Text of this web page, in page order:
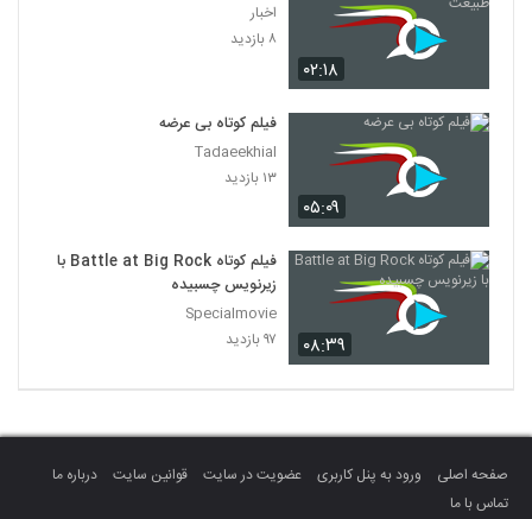
۰۲:۱۸
اخبار
۸ بازدید
۰۵:۰۹
فیلم کوتاه بی عرضه
Tadaeekhial
۱۳ بازدید
۰۸:۳۹
فیلم کوتاه Battle at Big Rock با
زیرنویس چسبیده
Specialmovie
۹۷ بازدید
صفحه اصلی ورود به پنل کاربری عضویت در سایت قوانین سایت
درباره ما
تماس با ما